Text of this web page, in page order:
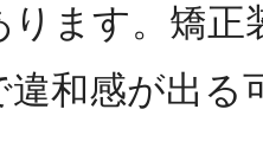
ます。矯正
和感が出る